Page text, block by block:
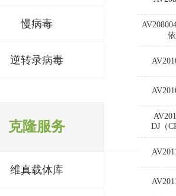
慢病毒
逆转录病毒
克隆服务
维真载体库
依
DJ（